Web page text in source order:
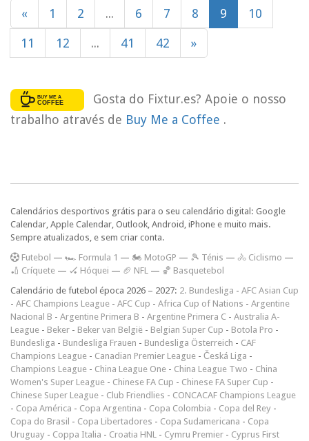
« 1 2 ... 6 7 8 9 10
11 12 ... 41 42 »
Gosta do Fixtur.es? Apoie o nosso
trabalho através de Buy Me a Coffee .
Calendários desportivos grátis para o seu calendário digital: Google
Calendar, Apple Calendar, Outlook, Android, iPhone e muito mais.
Sempre atualizados, e sem criar conta.
Futebol — 🏎️ Formula 1 — 🏍 MotoGP — 🎾 Ténis — 🚴 Ciclismo —
🏏 Críquete — 🏑 Hóquei — 🏈 NFL — 🏀 Basquetebol
Calendário de futebol época 2026 – 2027: 2. Bundesliga - AFC Asian Cup
- AFC Champions League - AFC Cup - Africa Cup of Nations - Argentine
Nacional B - Argentine Primera B - Argentine Primera C - Australia A-
League - Beker - Beker van België - Belgian Super Cup - Botola Pro -
Bundesliga - Bundesliga Frauen - Bundesliga Österreich - CAF
Champions League - Canadian Premier League - Česká Liga -
Champions League - China League One - China League Two - China
Women's Super League - Chinese FA Cup - Chinese FA Super Cup -
Chinese Super League - Club Friendlies - CONCACAF Champions League
- Copa América - Copa Argentina - Copa Colombia - Copa del Rey -
Copa do Brasil - Copa Libertadores - Copa Sudamericana - Copa
Uruguay - Coppa Italia - Croatia HNL - Cymru Premier - Cyprus First